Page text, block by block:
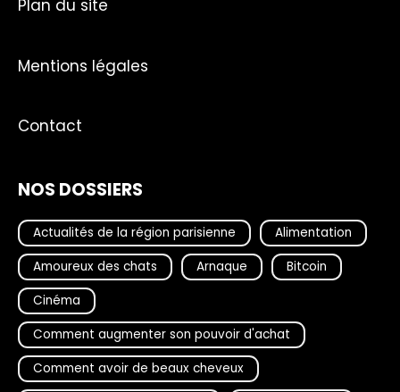
Plan du site
Mentions légales
Contact
NOS DOSSIERS
Actualités de la région parisienne
Alimentation
Amoureux des chats
Arnaque
Bitcoin
Cinéma
Comment augmenter son pouvoir d'achat
Comment avoir de beaux cheveux